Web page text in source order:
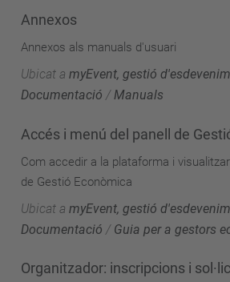
Annexos
Annexos als manuals d'usuari
Ubicat a myEvent, gestió
Documentació /Manuals
Accés i menú del panell de
Com accedir a la plataforma i visualitzar
de Gestió Econòmica
Ubicat a myEvent, gestió
Documentació / Guia per a gestors
Organitzador: inscripcions i